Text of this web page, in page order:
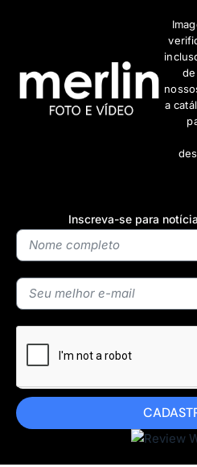
Inscreva-se para
a